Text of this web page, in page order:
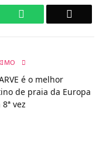
WhatsApp
é o melhor
de praia da Europa
vez